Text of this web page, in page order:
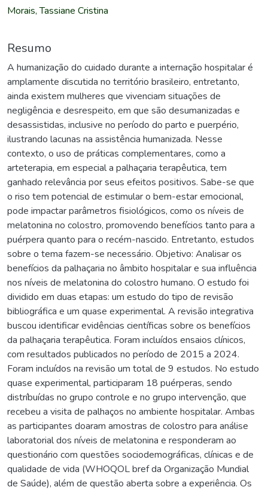
Morais, Tassiane Cristina
Resumo
A humanização do cuidado durante a internação hospitalar é
amplamente discutida no território brasileiro, entretanto,
ainda existem mulheres que vivenciam situações de
negligência e desrespeito, em que são desumanizadas e
desassistidas, inclusive no período do parto e puerpério,
ilustrando lacunas na assistência humanizada. Nesse
contexto, o uso de práticas complementares, como a
arteterapia, em especial a palhaçaria terapêutica, tem
ganhado relevância por seus efeitos positivos. Sabe-se que
o riso tem potencial de estimular o bem-estar emocional,
pode impactar parâmetros fisiológicos, como os níveis de
melatonina no colostro, promovendo benefícios tanto para a
puérpera quanto para o recém-nascido. Entretanto, estudos
sobre o tema fazem-se necessário. Objetivo: Analisar os
benefícios da palhaçaria no âmbito hospitalar e sua influência
nos níveis de melatonina do colostro humano. O estudo foi
dividido em duas etapas: um estudo do tipo de revisão
bibliográfica e um quase experimental. A revisão integrativa
buscou identificar evidências científicas sobre os benefícios
da palhaçaria terapêutica. Foram incluídos ensaios clínicos,
com resultados publicados no período de 2015 a 2024.
Foram incluídos na revisão um total de 9 estudos. No estudo
quase experimental, participaram 18 puérperas, sendo
distríbuídas no grupo controle e no grupo intervenção, que
recebeu a visita de palhaços no ambiente hospitalar. Ambas
as participantes doaram amostras de colostro para análise
laboratorial dos níveis de melatonina e responderam ao
questionário com questões sociodemográficas, clínicas e de
qualidade de vida (WHOQOL bref da Organização Mundial
de Saúde), além de questão aberta sobre a experiência. Os